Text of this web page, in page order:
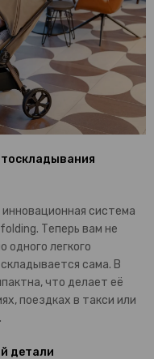
система
Теперь вам не
одного легкого
сама. В
что делает её
поездках в такси или
детали